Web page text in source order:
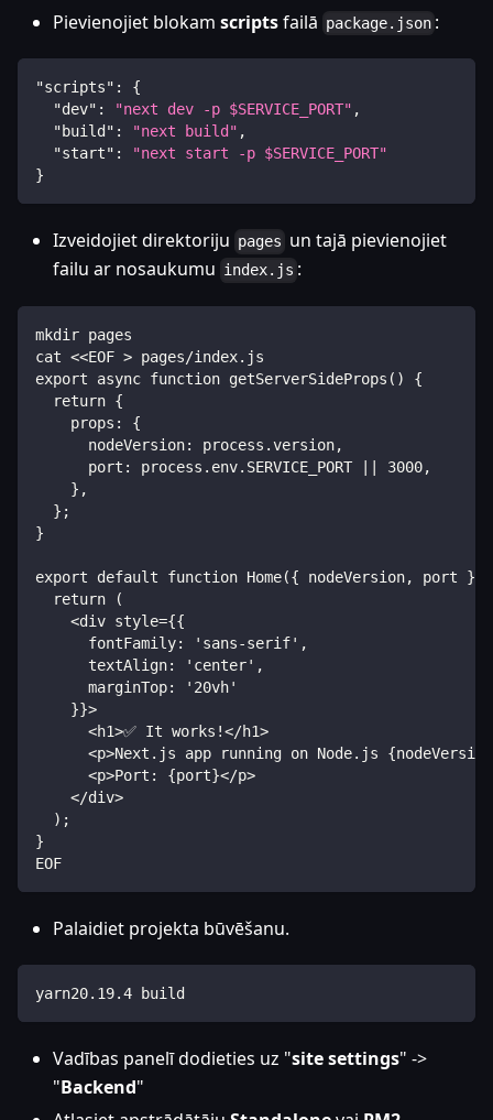
Pievienojiet blokam scriptsfailā package.json :
"scripts" :
{
"dev" : "next dev -p $SERVICE_PORT" ,
"build" : "next build" ,
"start" :
"next start -p $SERVICE_PORT"
}
Izveidojiet direktoriju pages un tajā pievienojiet
failu ar nosaukumu index.js :
mkdir pages
cat <<EOF > pages/index.js
export async function getServerSideProps() {
  return {
    props: {
      nodeVersion: process.version,
      port: process.env.SERVICE_PORT || 3000,
    },
  };
}
export default function Home({ nodeVersion, port })
  return (
    <div style={{
      fontFamily: 'sans-serif',
      textAlign: 'center',
      marginTop: '20vh'
    }}>
      <h1>✅ It works!</h1>
<p>Next.js app running on Node.js
      <p>Port: {port}</p>
    </div>
  );
}
EOF
Palaidiet projekta būvēšanu.
yarn20.19.4 build
Vadības panelī dodieties uz "site settings" ->
"Backend"